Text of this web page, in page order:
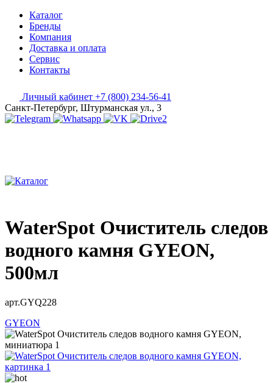
Каталог
Бренды
Компания
Доставка и оплата
Сервис
Контакты
Личный кабинет +7 (800) 234-56-41
Санкт-Петербург, Штурманская ул., 3
WaterSpot Очиститель следов
водного камня GYEON,
500мл
арт.GYQ228
GYEON